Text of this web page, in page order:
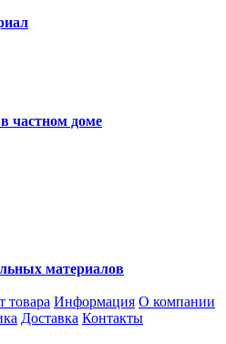
частном доме
материалов
товара Информация О компании
Доставка Контакты